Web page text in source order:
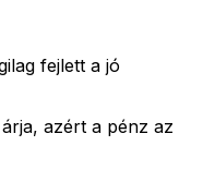
fejlett a jó
azért a pénz az